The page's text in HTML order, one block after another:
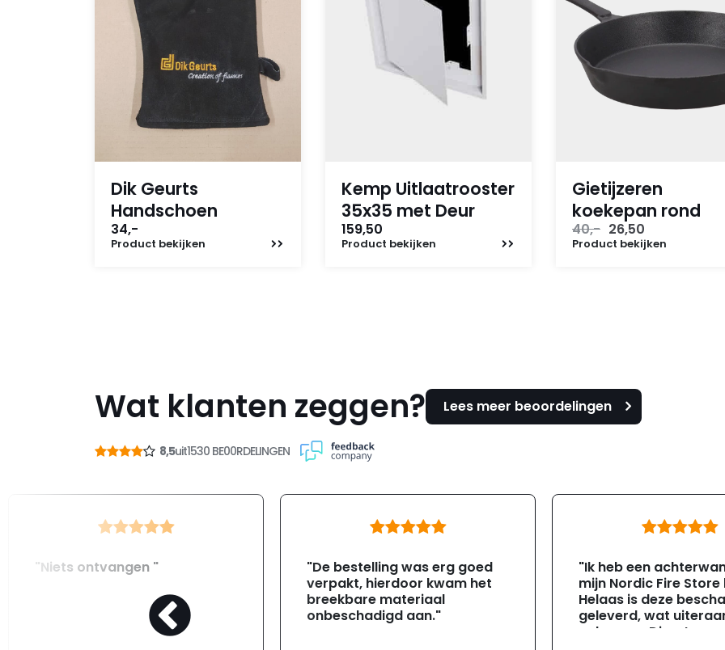
Dik Geurts
Handschoen
34,-
Product bekijken
Kemp Uitlaatrooster
35x35 met Deur
159,50
Product bekijken
Gietijzeren
koekepan rond
40,- Oorspronkelijke
prijs
26,50
prijs
Product bekijken
Wat klanten zeggen? Lees meer beoordelingen
8,5uit1530 BE00RDELINGEN
"Niets ontvangen "
"De bestelling was erg goed
verpakt, hierdoor kwam het
breekbare materiaal
onbeschadigd aan."
"Ik heb een
mijn Nordic Fire
Helaas is deze
geleverd, wat
gebeuren. Direct na